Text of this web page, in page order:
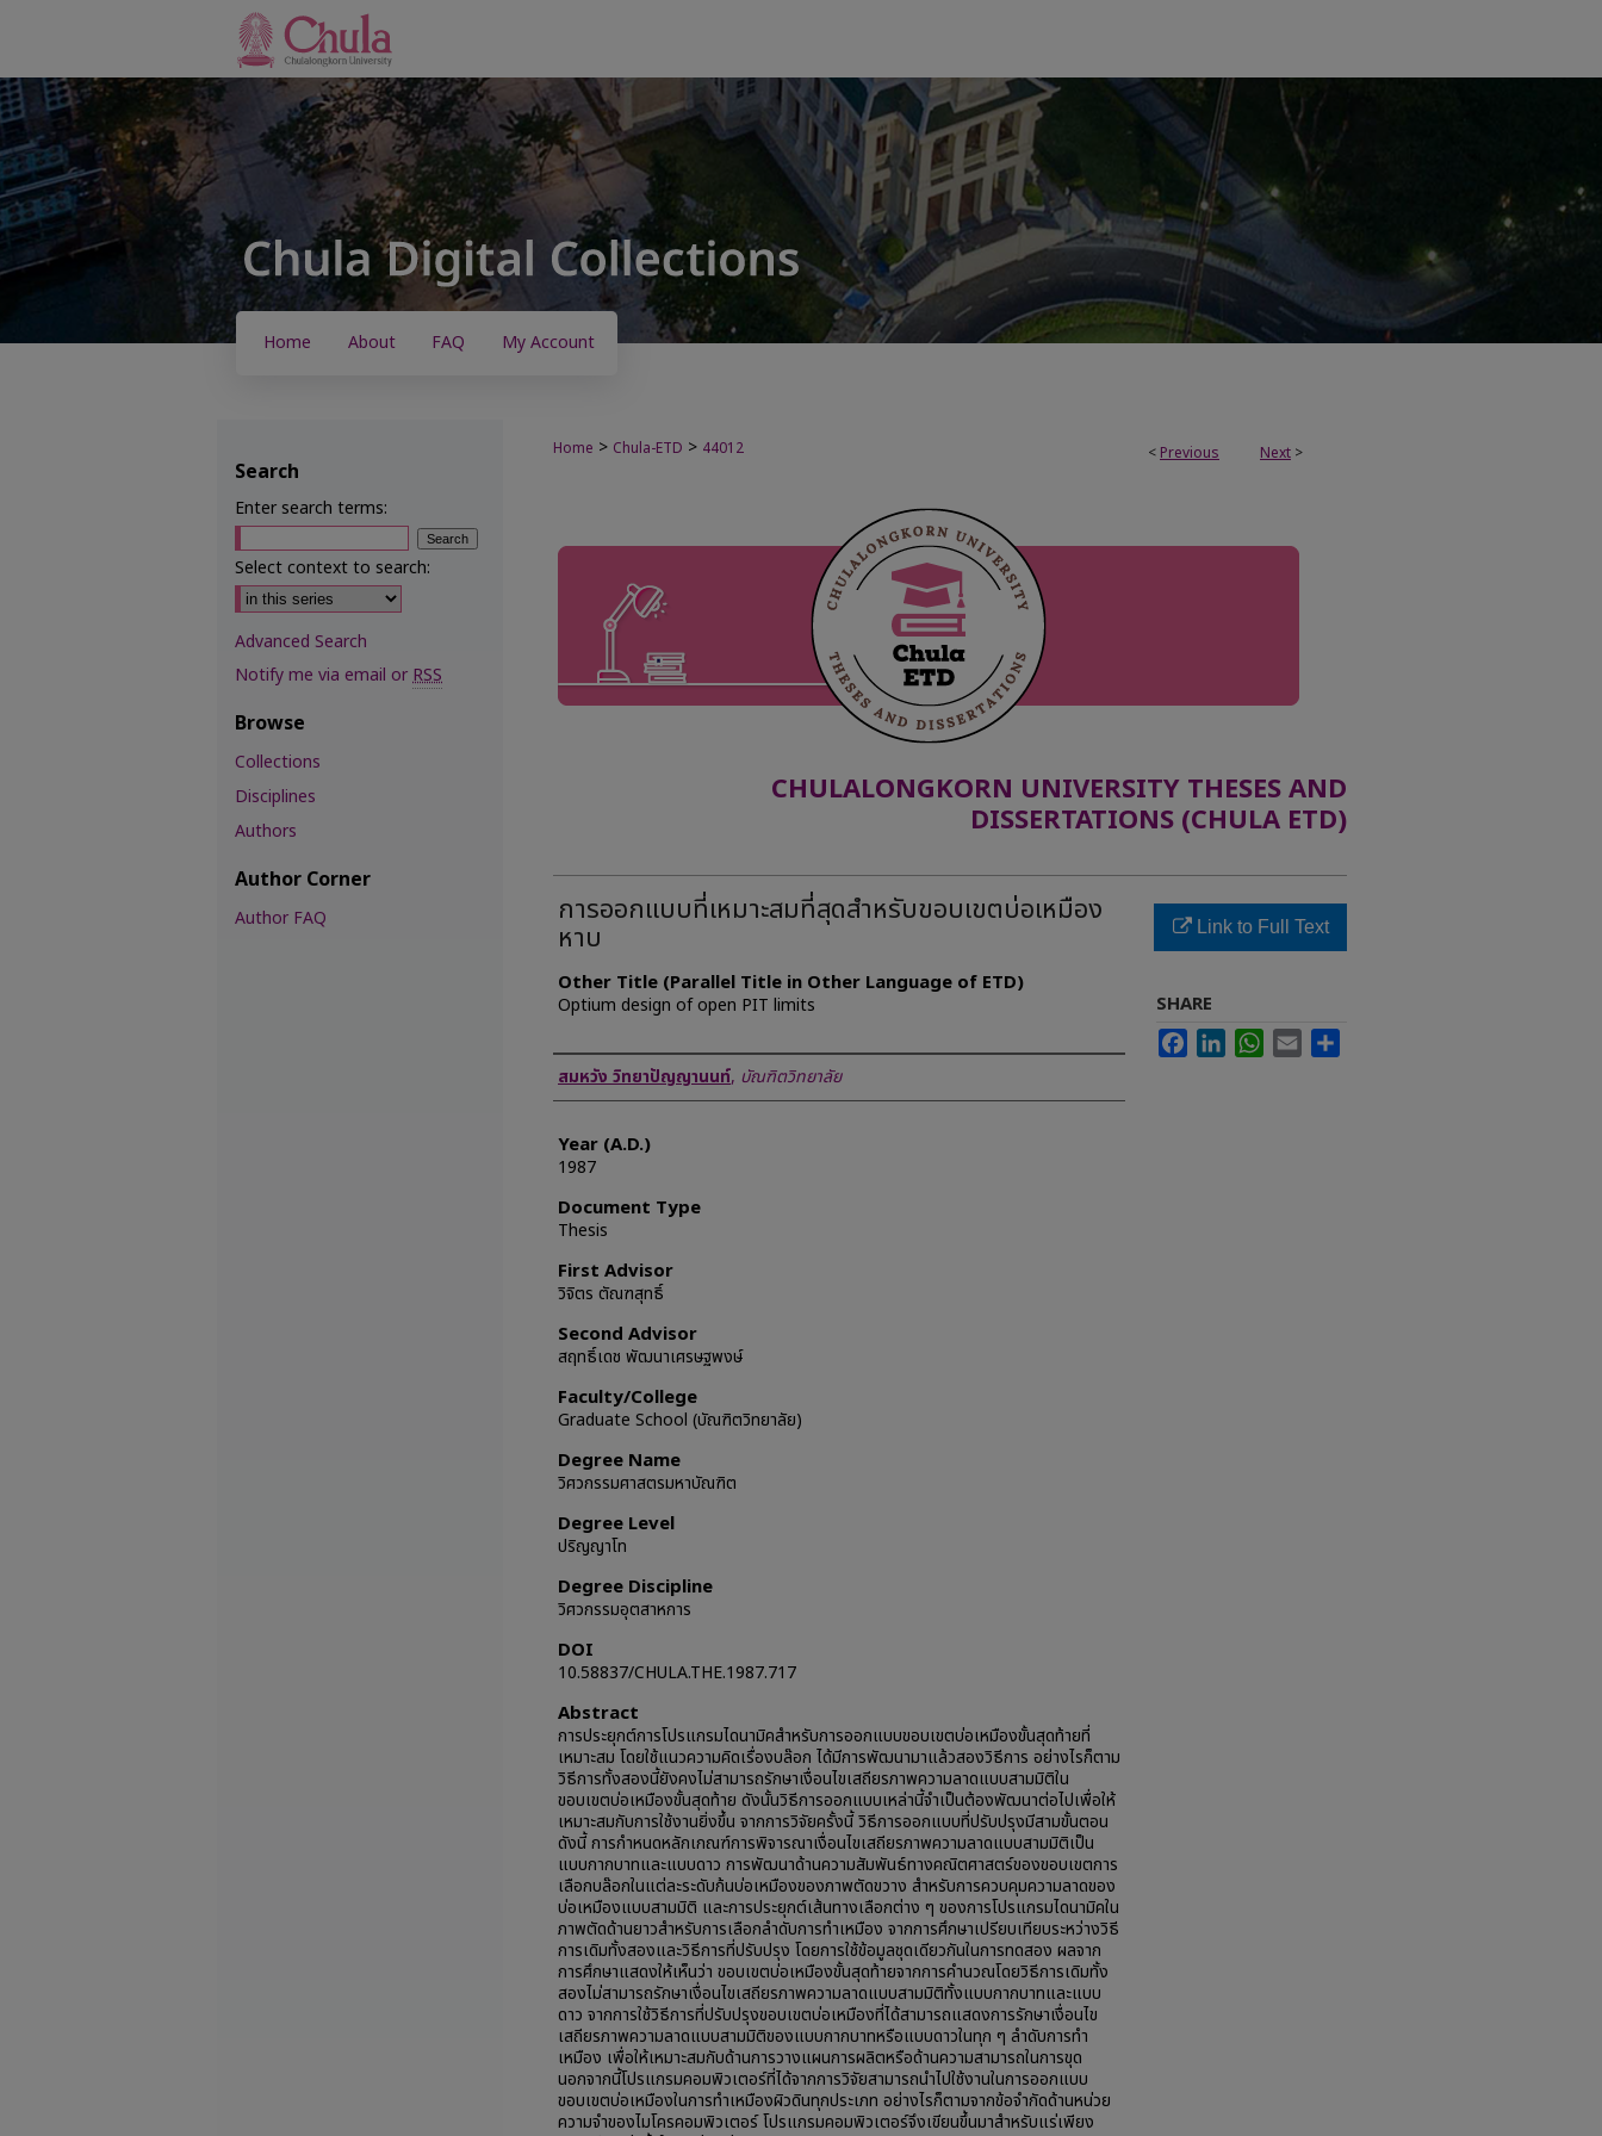
Home About FAQ My Account
< Previous Next >
Home > Chula-ETD > 44012
CHULALONGKORN UNIVERSITY THESES AND
DISSERTATIONS (CHULA ETD)
การออกแบบที่เหมาะสมที่สุดสำหรับขอบเขตบ่อเหมือง
หาบ
Other Title (Parallel Title in Other Language of ETD)
Optium design of open PIT limits
Author
สมหวัง วิทยาปัญญานนท์, บัณฑิตวิทยาลัย
Year (A.D.)
1987
Document Type
Thesis
First Advisor
วิจิตร ตัณฑสุทธิ์
Second Advisor
สฤทธิ์เดช พัฒนาเศรษฐพงษ์
Faculty/College
Graduate School (บัณฑิตวิทยาลัย)
Degree Name
วิศวกรรมศาสตรมหาบัณฑิต
Degree Level
ปริญญาโท
Degree Discipline
วิศวกรรมอุตสาหการ
DOI
10.58837/CHULA.THE.1987.717
Abstract
การประยุกต์การโปรแกรมไดนามิคสำหรับการออกแบบขอบเขตบ่อเหมืองขั้นสุดท้ายที่
เหมาะสม โดยใช้แนวความคิดเรื่องบล๊อก ได้มีการพัฒนามาแล้วสองวิธีการ อย่างไรก็ตาม
วิธีการทั้งสองนี้ยังคงไม่สามารถรักษาเงื่อนไขเสถียรภาพความลาดแบบสามมิติใน
ขอบเขตบ่อเหมืองขั้นสุดท้าย ดังนั้นวิธีการออกแบบเหล่านี้จำเป็นต้องพัฒนาต่อไปเพื่อให้
เหมาะสมกับการใช้งานยิ่งขึ้น จากการวิจัยครั้งนี้ วิธีการออกแบบที่ปรับปรุงมีสามขั้นตอน
ดังนี้ การกำหนดหลักเกณฑ์การพิจารณาเงื่อนไขเสถียรภาพความลาดแบบสามมิติเป็น
แบบกากบาทและแบบดาว การพัฒนาด้านความสัมพันธ์ทางคณิตศาสตร์ของขอบเขตการ
เลือกบล๊อกในแต่ละระดับก้นบ่อเหมืองของภาพตัดขวาง สำหรับการควบคุมความลาดของ
บ่อเหมืองแบบสามมิติ และการประยุกต์เส้นทางเลือกต่าง ๆ ของการโปรแกรมไดนามิคใน
ภาพตัดด้านยาวสำหรับการเลือกลำดับการทำเหมือง จากการศึกษาเปรียบเทียบระหว่างวิธี
การเดิมทั้งสองและวิธีการที่ปรับปรุง โดยการใช้ข้อมูลชุดเดียวกันในการทดสอง ผลจาก
การศึกษาแสดงให้เห็นว่า ขอบเขตบ่อเหมืองขั้นสุดท้ายจากการคำนวณโดยวิธีการเดิมทั้ง
สองไม่สามารถรักษาเงื่อนไขเสถียรภาพความลาดแบบสามมิติทั้งแบบกากบาทและแบบ
ดาว จากการใช้วิธีการที่ปรับปรุงขอบเขตบ่อเหมืองที่ได้สามารถแสดงการรักษาเงื่อนไข
เสถียรภาพความลาดแบบสามมิติของแบบกากบาทหรือแบบดาวในทุก ๆ ลำดับการทำ
เหมือง เพื่อให้เหมาะสมกับด้านการวางแผนการผลิตหรือด้านความสามารถในการขุด
นอกจากนี้โปรแกรมคอมพิวเตอร์ที่ได้จากการวิจัยสามารถนำไปใช้งานในการออกแบบ
ขอบเขตบ่อเหมืองในการทำเหมืองผิวดินทุกประเภท อย่างไรก็ตามจากข้อจำกัดด้านหน่วย
ความจำของไมโครคอมพิวเตอร์ โปรแกรมคอมพิวเตอร์จึงเขียนขึ้นมาสำหรับแร่เพียง
Link to Full Text
SHARE
FacebookLinkedInWhatsApp
Email
Search
Enter search terms:
Select context to search:
Advanced Search
Notify me via email or RSS
Browse
Collections
Disciplines
Authors
Author Corner
Author FAQ